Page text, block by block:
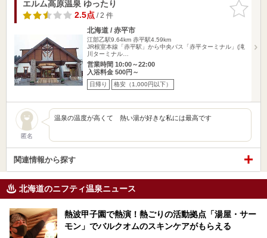
お気に入
りに追加
エルム高原温泉 ゆったり
2.5点/ 2 件
北海道 / 赤平市
江部乙駅9.64km 赤平駅4.59km
JR根室本線「赤平駅」から中央バス「赤平ターミナル」(滝
川ターミナル…
営業時間 10:00～22:00
入浴料金 500円～
日帰り 格安（1,000円以下）
匿名
温泉の温度が高くて 熱い湯が好きな私には最高です
関連情報から探す
北海道のニフティ温泉ニュース
熱波甲子園で熱演！熱ごりの活動拠点「湯屋・サー
モン」でバルクオムのスキンケアがもらえる